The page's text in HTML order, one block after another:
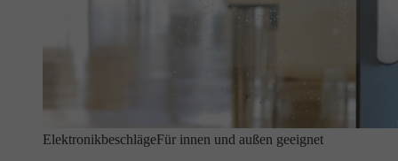
ElektronikbeschlägeFür innen und außen geeignet